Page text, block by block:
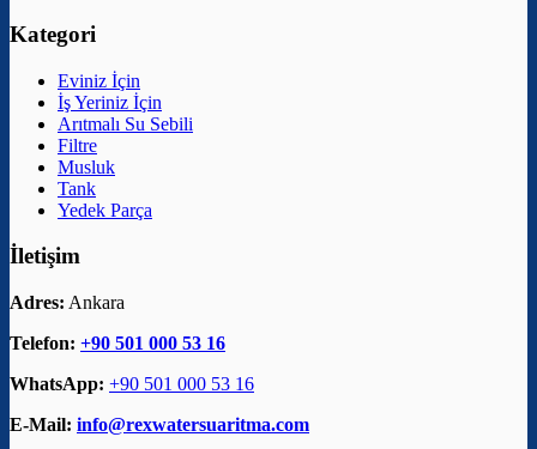
Kategori
Eviniz İçin
İş Yeriniz İçin
Arıtmalı Su Sebili
Filtre
Musluk
Tank
Yedek Parça
İletişim
Adres: Ankara
Telefon: +90 501 000 53 16
WhatsApp: +90 501 000 53 16
E-Mail: info@rexwatersuaritma.com